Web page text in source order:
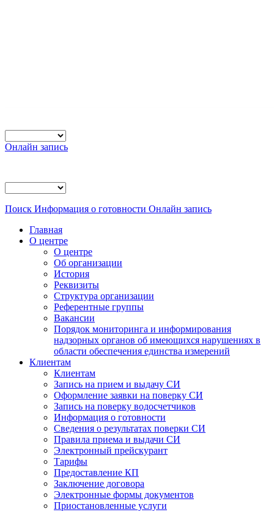
Онлайн запись
Поиск Информация о готовности Онлайн запись
Главная
О центре
О центре
Об организации
История
Реквизиты
Структура организации
Референтные группы
Вакансии
Порядок мониторинга и информирования
надзорных органов об имеющихся нарушениях в
области обеспечения единства измерений
Клиентам
Клиентам
Запись на прием и выдачу СИ
Оформление заявки на поверку СИ
Запись на поверку водосчетчиков
Информация о готовности
Сведения о результатах поверки СИ
Правила приема и выдачи СИ
Электронный прейскурант
Тарифы
Предоставление КП
Заключение договора
Электронные формы документов
Приостановленные услуги